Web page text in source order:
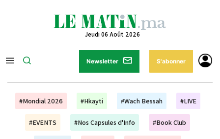
Jeudi 06 Août 2026
Newsletter S'abonner
#Mondial 2026 #Hkayti #Wach Bessah #LIVE
#EVENTS #Nos Capsules d'Info #Book Club